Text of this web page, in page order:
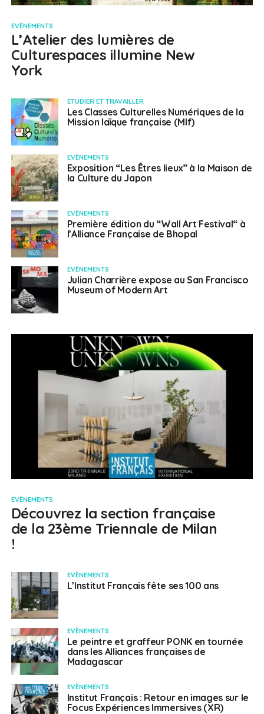
EVÈNEMENTS
L’Atelier des lumières de
Culturespaces illumine New
York
ETUDIER ET TRAVAILLER
Les Classes Culturelles Numériques de la
Mission laïque française (Mlf)
EVÈNEMENTS
Exposition “Les Êtres lieux” à la Maison de
la Culture du Japon
EVÈNEMENTS
Première édition du “Wall Art Festival“ à
l’Alliance Française de Bhopal
EVÈNEMENTS
Julian Charrière expose au San Francisco
Museum of Modern Art
EVÈNEMENTS
Découvrez la section française
de la 23ème Triennale de Milan
!
EVÈNEMENTS
L’Institut Français fête ses 100 ans
EVÈNEMENTS
Le peintre et graffeur PONK en tournée
dans les Alliances françaises de
Madagascar
EVÈNEMENTS
Institut Français : Retour en images sur le
Focus Expériences Immersives (XR)